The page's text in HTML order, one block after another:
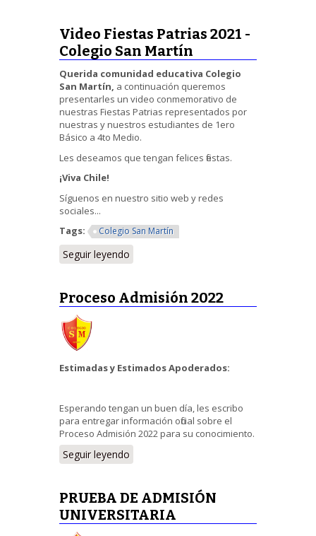
Video Fiestas Patrias 2021 -
Colegio San Martín
Querida comunidad educativa Colegio
San Martín, a continuación queremos
presentarles un video conmemorativo de
nuestras Fiestas Patrias representados por
nuestras y nuestros estudiantes de 1ero
Básico a 4to Medio.
Les deseamos que tengan felices fiestas.
¡Viva Chile!
Síguenos en nuestro sitio web y redes
sociales...
Tags:
Colegio San Martín
Seguir leyendo
Proceso Admisión 2022
Estimadas y Estimados Apoderados:
Esperando tengan un buen día, les escribo
para entregar información oficial sobre el
Proceso Admisión 2022 para su conocimiento.
Seguir leyendo
PRUEBA DE ADMISIÓN
UNIVERSITARIA